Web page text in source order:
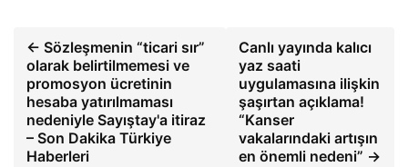
← Sözleşmenin “ticari sır”
olarak belirtilmemesi ve
promosyon ücretinin
hesaba yatırılmaması
nedeniyle Sayıştay'a itiraz
– Son Dakika Türkiye
Haberleri
Canlı yayında kalıcı
yaz saati
uygulamasına ilişkin
şaşırtan açıklama!
“Kanser
vakalarındaki artışın
en önemli nedeni” →